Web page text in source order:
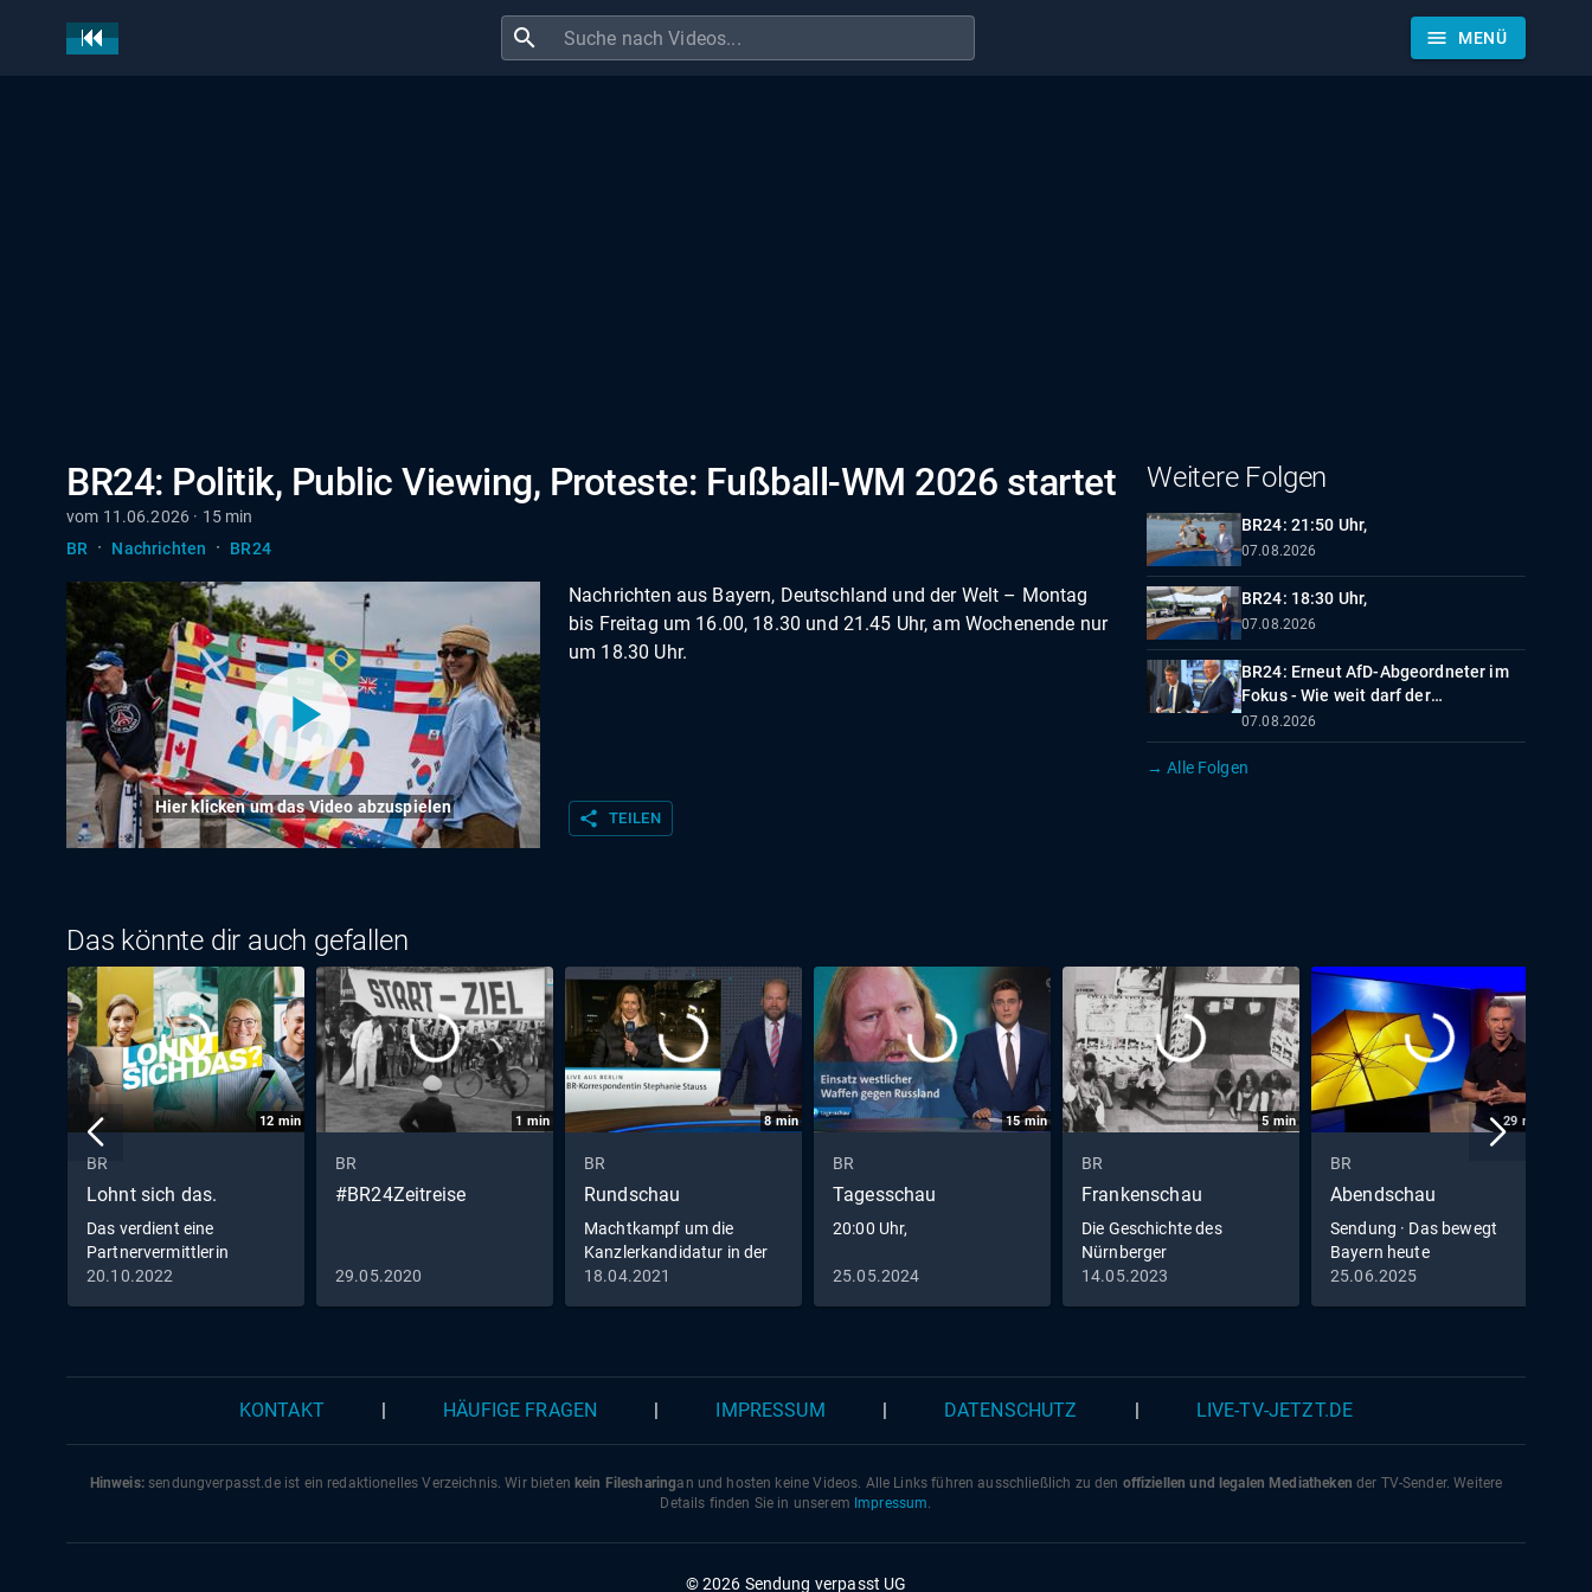
search menu MENÜ
BR24: Politik, Public Viewing, Proteste: Fußball-WM 2026 startet
vom 11.06.2026 · 15 min
BR
· Nachrichten · BR24
Hier klicken um das Video abzuspielen
Nachrichten aus Bayern, Deutschland und der Welt – Montag
bis Freitag um 16.00, 18.30 und 21.45 Uhr, am Wochenende nur
um 18.30 Uhr.
share TEILEN
Weitere Folgen
BR24: 21:50 Uhr,
07.08.2026
BR24: 18:30 Uhr,
07.08.2026
BR24: Erneut AfD-Abgeordneter im
Fokus - Wie weit darf der
Verfassungsschutz gehen?
07.08.2026
→ Alle Folgen
Das könnte dir auch gefallen
12 min
BR
Lohnt sich das.
Das verdient eine
Partnervermittlerin
20.10.2022
1 min
BR
#BR24Zeitreise
29.05.2020
8min
BR
Rundschau
Machtkampf um die
Kanzlerkandidatur in der
Union
18.04.2021
15min
BR
Tagesschau
20:00 Uhr,
25.05.2024
5min
BR
Frankenschau
Die Geschichte des
Nürnberger
Kulturzentrums "KOMM"
14.05.2023
29 min
BR
Abendschau
Sendung · Das bewegt
Bayern heute
25.06.2025
KONTAKT HÄUFIGE FRAGEN IMPRESSUM DATENSCHUTZ LIVE-TV-JETZT.DE
Hinweis:sendungverpasst.deist ein redaktionelles Verzeichnis. Wir bieten kein Filesharingan und hosten keine Videos. Alle Links führen ausschließlich zu den offiziellen und legalen Mediatheken der TV-Sender. Weitere
Details finden Sie in unserem Impressum.
© 2026 Sendung verpasst UG